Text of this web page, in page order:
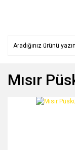
Mısır